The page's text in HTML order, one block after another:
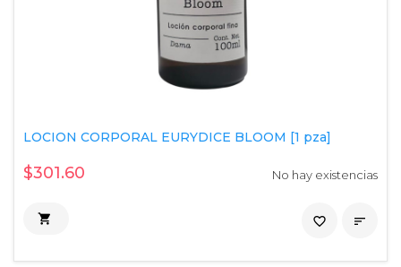
LOCION CORPORAL EURYDICE BLOOM [1 pza]
$301.60 No hay existencias
 
favorite_border